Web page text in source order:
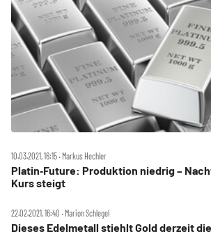
10.03.2021, 16:15 ‧ Markus Hechler
Platin‑Future: Produktion niedrig –
Kurs steigt
22.02.2021, 16:40 ‧ Marion Schlegel
Dieses Edelmetall stiehlt Gold derzeit